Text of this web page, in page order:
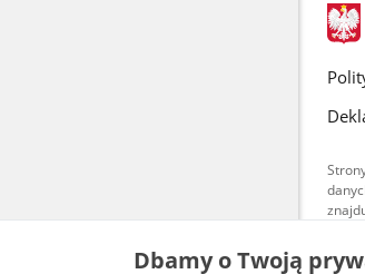
gov.pl
Dbamy o Twoją